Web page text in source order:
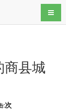
导航
商县城
:次